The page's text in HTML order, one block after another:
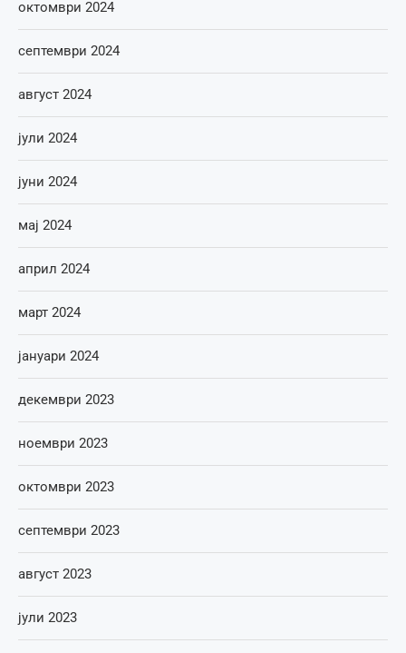
октомври 2024
септември 2024
август 2024
јули 2024
јуни 2024
мај 2024
април 2024
март 2024
јануари 2024
декември 2023
ноември 2023
октомври 2023
септември 2023
август 2023
јули 2023